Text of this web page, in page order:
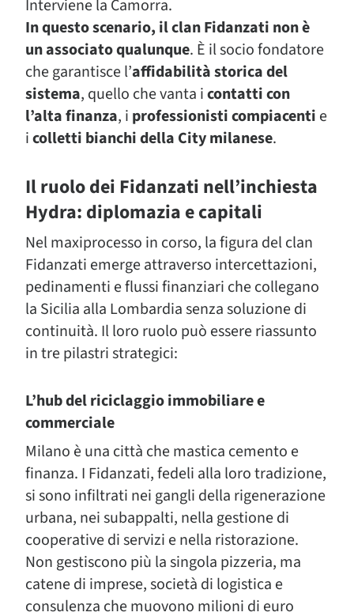
Interviene la Camorra.
In questo scenario, il clan Fidanzati non è
un associato qualunque. È il socio fondatore
che garantisce l’affidabilità storica del
sistema, quello che vanta icontatti con
l’alta finanza, i professionisti compiacenti e
icolletti bianchi della City milanese.
Il ruolo dei Fidanzati nell’inchiesta
Hydra: diplomazia e capitali
Nel maxiprocesso in corso, la figura del clan
Fidanzati emerge attraverso intercettazioni,
pedinamenti e flussi finanziari che collegano
la Sicilia alla Lombardia senza soluzione di
continuità. Il loro ruolo può essere riassunto
in tre pilastri strategici:
L’hub del riciclaggio immobiliare e
commerciale
Milano è una città che mastica cemento e
finanza. I Fidanzati, fedeli alla loro tradizione,
si sono infiltrati nei gangli della rigenerazione
urbana, nei subappalti, nella gestione di
cooperative di servizi e nella ristorazione.
Non gestiscono più la singola pizzeria, ma
catene di imprese, società di logistica e
consulenza che muovono milioni di euro